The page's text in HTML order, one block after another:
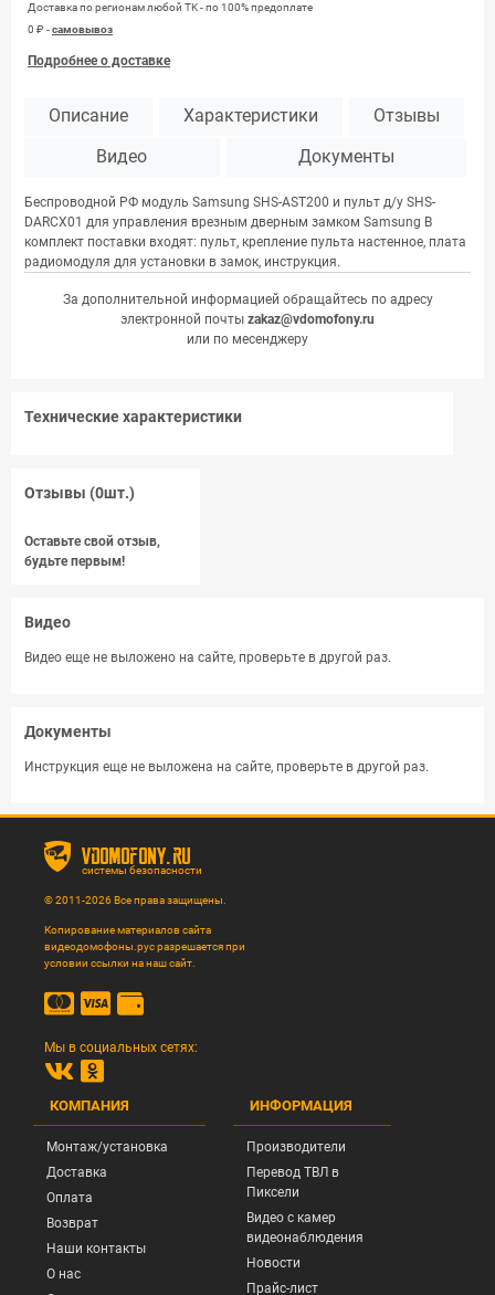
Доставка по регионам любой TK - по 100% предоплате
0 ₽ -самовывоз
Подробнее о доставке
Описание Характеристики Отзывы
Видео Документы
Беспроводной РФ модуль Samsung SHS-AST200 и пульт д/у SHS-
DARCX01 для управления врезным дверным замком Samsung В
комплект поставки входят: пульт, крепление пульта настенное, плата
радиомодуля для установки в замок, инструкция.
За дополнительной информацией обращайтесь по адресу
электронной почты zakaz@vdomofony.ru
или по месенджеру
Технические характеристики
Отзывы (0шт.)
Оставьте свой отзыв,
будьте первым!
Видео
Видео еще не выложено на сайте, проверьте в другой раз.
Документы
Инструкция еще не выложена на сайте, проверьте в другой раз.
vdomofony.ru
системы безопасности
© 2011-2026 Все права защищены.
Копирование материалов сайта
видеодомофоны.рус разрешается при
условии ссылки на наш сайт.
Мы в социальных сетях:
КОМПАНИЯ
Монтаж/установка
Доставка
Оплата
Возврат
Наши контакты
О нас
ИНФОРМАЦИЯ
Производители
Перевод ТВЛ в
Пиксели
Видео с камер
видеонаблюдения
Новости
Прайс-лист